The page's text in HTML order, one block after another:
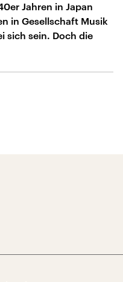
Jahren in Japan
in Gesellschaft Musik
sich sein. Doch die